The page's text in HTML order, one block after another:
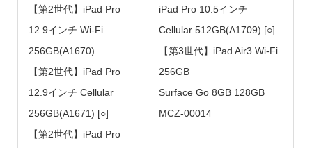
【第2世代】iPad Pro
12.9インチ Wi-Fi
256GB(A1670)
【第2世代】iPad Pro
12.9インチ Cellular
256GB(A1671) [○]
【第2世代】iPad Pro
iPad Pro 10.5インチ
Cellular 512GB(A1709) [○]
【第3世代】iPad Air3 Wi-Fi
256GB
Surface Go 8GB 128GB
MCZ-00014